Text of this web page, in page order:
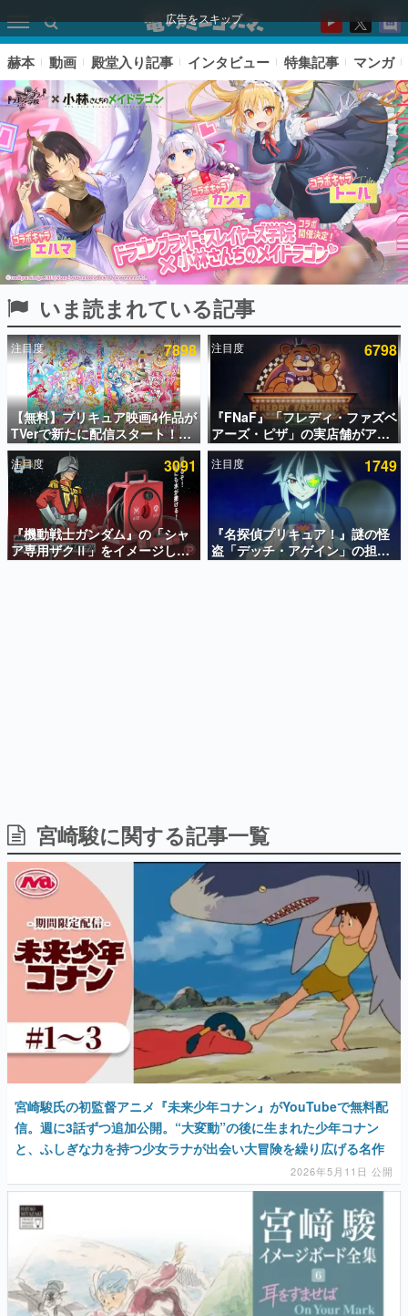
広告をスキップ
ピックアップ
電ファミのいま読まれている記事ランキング
アプリセール情報
インタビュー
連載・特集一覧
殿堂入り記事
SNS拡散数が数千以上！ ページビュー数万以上！ などな
ど。多くの人々に読まれた、電ファミ渾身の“殿堂入り”記
事をまとめました。
日本のコンテンツ産業やカルチャーに与えた影響を探る企
画です。
日本モバイルゲーム産業史
日本のモバイルゲーム史における主要なトピック・タイト
ルを網羅するほか、開発者へのインタビューや識者による
解説を掲載。約20年の歴史が一望できる決定版！
若ゲのいたり〜ゲームクリエイターの青春〜
『うつヌケ』『ペンと箸』等で知られるマンガ家・田中圭
一先生によるゲーム業界レポートマンガです。
なんでゲームは面白い？
ゲーム開発者・hamatsu氏がゲームの魅力を画面や操作の
具体的な形から解き明かしていく、硬派で骨太な評論連載
です。
ゲームが変えた日本語
「経験値」「裏技」「ラスボス」… ゲームにまつわる言葉
の起源や用法の変遷を、コンピューター文化史研究家・タ
イニーP氏が徹底調査。
カテゴリ
特集記事
マンガ
女性向け
赫本 動画 殿堂入り記事 インタビュー 特集記事 マンガ
いま読まれている記事
注目度 7898
【無料】プリキュア映画4作品が
TVerで新たに配信スタート！な
んと2018年～2024年の映画ほぼ
すべてが見放題に、ぶっちゃけ
ありえないラインナップ
注目度 6798
『FNaF』「フレディ・ファズベ
アーズ・ピザ」の実店舗がアメ
リカの商業施設「American
Dream」に2027年オープン！
ScottGamesとの共同開発、食
事だけでなくステージショーや
没入型のホラー体験も楽しめる
注目度 3091
『機動戦士ガンダム』の「シャ
ア専用ザクⅡ」をイメージした
散水ホースリールが予約開始。
注目度 1749
『名探偵プリキュア！』謎の怪
盗「デッチ・アゲイン」の担当
キャストは天﨑滉平さんと判
宮崎駿に関する記事一覧
宮崎駿氏の初監督アニメ『未来少年コナン』がYouTubeで無料配
信。週に3話ずつ追加公開。“大変動”の後に生まれた少年コナン
と、ふしぎな力を持つ少女ラナが出会い大冒険を繰り広げる名作
2026年5月11日 公開